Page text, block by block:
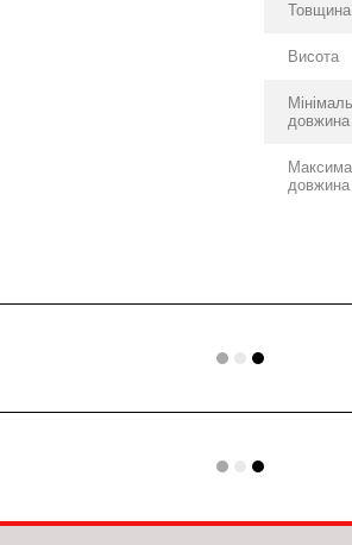
Товщина
Висота
довжина
довжина